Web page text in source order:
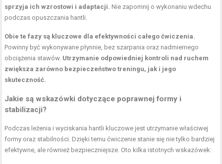
sprzyja ich wzrostowi i adaptacji. Nie zapomnij o wykonaniu wdechu
podczas opuszczania hantli.
Obie te fazy są kluczowe dla efektywności całego ćwiczenia.
Powinny być wykonywane płynnie, bez szarpania oraz nadmiernego
obciążenia stawów. Utrzymanie odpowiedniej kontroli nad ruchem
zwiększa zarówno bezpieczeństwo treningu, jak i jego
skuteczność.
Jakie są wskazówki dotyczące poprawnej formy i
stabilizacji?
Podczas leżenia i wyciskania hantli kluczowe jest utrzymanie właściwej
formy oraz stabilności. Dzięki temu ćwiczenie stanie się nie tylko bardziej
efektywne, ale również bezpieczniejsze. Oto kilka istotnych wskazówek: